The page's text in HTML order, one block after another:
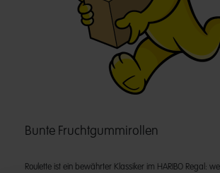
Bunte Fruchtgummirollen
Roulette ist ein bewährter Klassiker im HARIBO Regal: